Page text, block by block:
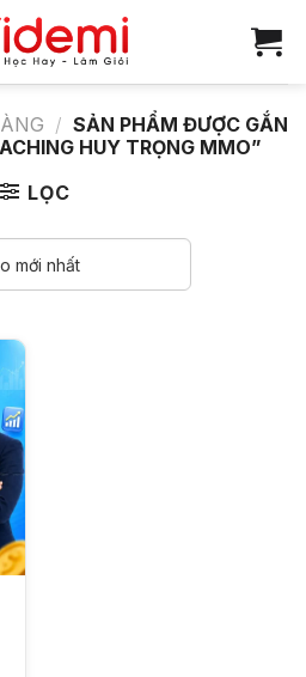
/ SẢN PHẨM ĐƯỢC GẮN
HUY TRỌNG MMO”
LỌC